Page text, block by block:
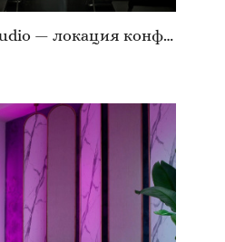
zolotov.studio — локация конференц-зал